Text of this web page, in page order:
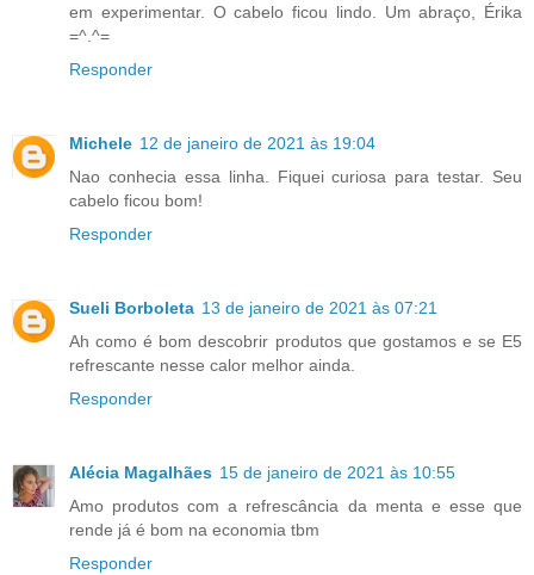
em experimentar. O cabelo ficou lindo. Um abraço, Érika
=^.^=
Responder
Michele 12 de janeiro de 2021 às 19:04
Nao conhecia essa linha. Fiquei curiosa para testar. Seu
cabelo ficou bom!
Responder
Sueli Borboleta 13 de janeiro de 2021 às 07:21
Ah como é bom descobrir produtos que gostamos e se E5
refrescante nesse calor melhor ainda.
Responder
Alécia Magalhães 15 de janeiro de 2021 às 10:55
Amo produtos com a refrescância da menta e esse que
rende já é bom na economia tbm
Responder